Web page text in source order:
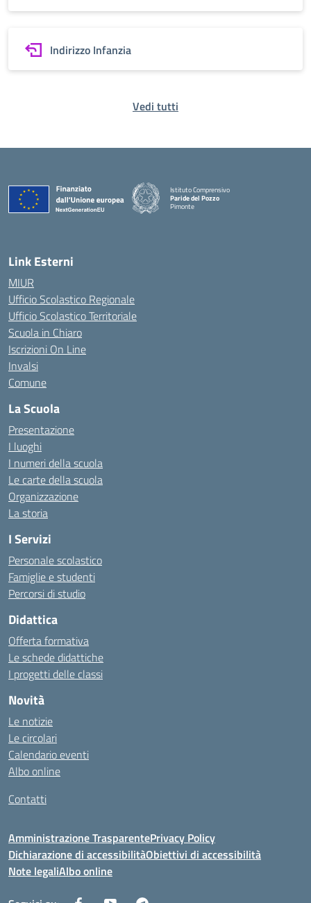
Indirizzo Infanzia
Vedi tutti
Istituto Comprensivo
Paride del Pozzo
Pimonte
Link Esterni
MIUR
Ufficio Scolastico Regionale
Ufficio Scolastico Territoriale
Scuola in Chiaro
Iscrizioni On Line
Invalsi
Comune
La Scuola
Presentazione
I luoghi
I numeri della scuola
Le carte della scuola
Organizzazione
La storia
I Servizi
Personale scolastico
Famiglie e studenti
Percorsi di studio
Didattica
Offerta formativa
Le schede didattiche
I progetti delle classi
Novità
Le notizie
Le circolari
Calendario eventi
Albo online
Contatti
Amministrazione TrasparentePrivacy Policy
Dichiarazione di accessibilitàObiettivi di accessibilità
Note legaliAlbo online